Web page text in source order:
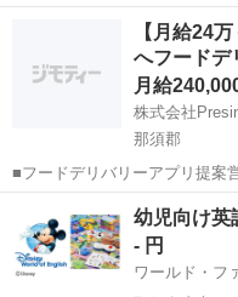
得な商品を沢山、投稿、出品
営業
【月給24
へフードデ
月給
株式会社
那須郡
■フードデリバリーアプリ提案
ブの上限なし！！ 営業未経験
ています！！ 地域の飲食店を訪問し、フードデリバリーサービスの導
入を提案。 新...
営業
幼児向け英
- 円
ワールド・フ